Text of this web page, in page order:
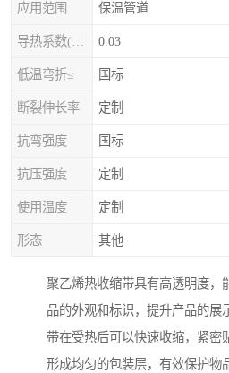
应用范围 保温管道
0.03
低温弯折≤ 国标
断裂伸长率 定制
抗弯强度 国标
抗压强度 定制
使用温度 定制
形态 其他
聚乙烯热收缩带具有高透明度，
品的外观和标识，提升产品的展
带在受热后可以快速收缩，紧密
形成均匀的包装层，有效保护物